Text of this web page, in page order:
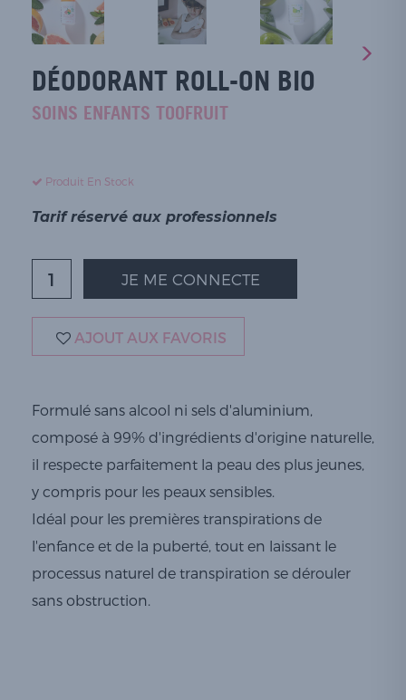
DÉODORANT ROLL-ON BIO
SOINS ENFANTS TOOFRUIT
Produit En Stock
Tarif réservé aux professionnels
JE ME CONNECTE
AJOUT AUX FAVORIS
Formulé sans alcool ni sels d'aluminium,
composé à 99% d'ingrédients d'origine naturelle,
il respecte parfaitement la peau des plus jeunes,
y compris pour les peaux sensibles.
Idéal pour les premières transpirations de
l'enfance et de la puberté, tout en laissant le
processus naturel de transpiration se dérouler
sans obstruction.